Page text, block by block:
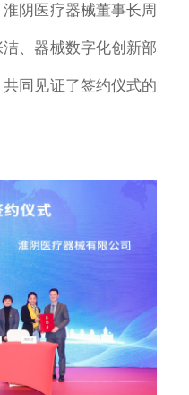
阴医疗器械董事长周
、器械数字化创新部
同见证了签约仪式的